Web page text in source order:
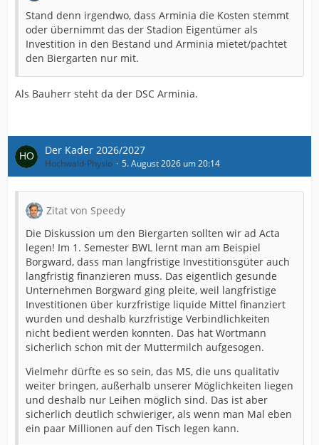
Stand denn irgendwo, dass Arminia die Kosten stemmt
oder übernimmt das der Stadion Eigentümer als
Investition in den Bestand und Arminia mietet/pachtet
den Biergarten nur mit.
Als Bauherr steht da der DSC Arminia.
Der Kader 2026/2027
Hochwald-Physio 5. August 2026 um 20:14
Zitat von Speedy
Die Diskussion um den Biergarten sollten wir ad Acta
legen! Im 1. Semester BWL lernt man am Beispiel
Borgward, dass man langfristige Investitionsgüter auch
langfristig finanzieren muss. Das eigentlich gesunde
Unternehmen Borgward ging pleite, weil langfristige
Investitionen über kurzfristige liquide Mittel finanziert
wurden und deshalb kurzfristige Verbindlichkeiten
nicht bedient werden konnten. Das hat Wortmann
sicherlich schon mit der Muttermilch aufgesogen.
Vielmehr dürfte es so sein, das MS, die uns qualitativ
weiter bringen, außerhalb unserer Möglichkeiten liegen
und deshalb nur Leihen möglich sind. Das ist aber
sicherlich deutlich schwieriger, als wenn man Mal eben
ein paar Millionen auf den Tisch legen kann.